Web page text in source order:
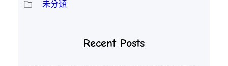
未分類
Recent Posts